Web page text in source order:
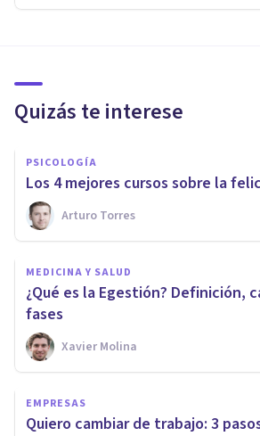
Quizás te interese
PSICOLOGÍA
Los 4 mejores cursos sobre la
Arturo Torres
MEDICINA Y SALUD
¿Qué es la Egestión? Definición,
fases
Xavier Molina
EMPRESAS
Quiero cambiar de trabajo: 3